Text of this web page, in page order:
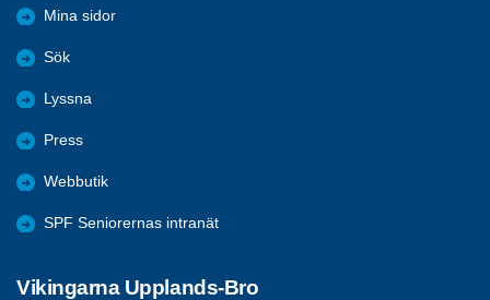
Mina sidor
Sök
Lyssna
Press
Webbutik
SPF Seniorernas intranät
Vikingarna Upplands-Bro